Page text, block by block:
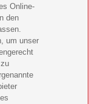
Online-
den
um unser